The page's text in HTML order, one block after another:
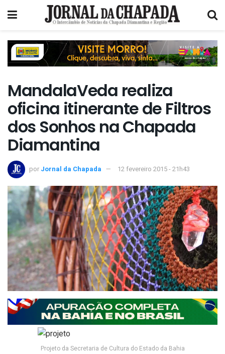
MandalaVeda realiza
oficina itinerante de Filtros
dos Sonhos na Chapada
Diamantina
por Jornal da Chapada 12 fevereiro 2015 - 21h43
Projeto da Secretaria de Cultura do Estado da Bahia